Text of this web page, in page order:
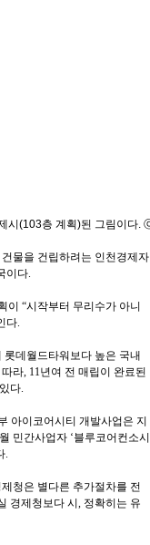
시(103층 계획)된 그림이다.
물을 건립하려는 인천경제자
이다.
이 “시작부터 무리수가 아니
다.
롯데월드타워보다 높은 국내
라, 11년여 전 매립이 완료된
다.
아이코어시티 개발사업은 지
월 민간사업자 ‘블루코어컨소시
.
청은 별다른 추가절차를 전
경제청보다 시 , 정확히는 유